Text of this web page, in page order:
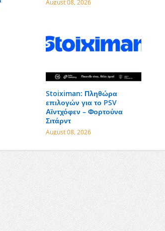
August 08, 2026
Stoiximan: Πληθώρα
επιλογών για το PSV
Αϊντχόφεν – Φορτούνα
Σιτάρντ
August 08, 2026